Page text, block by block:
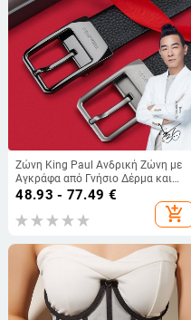
Ζώνη King Paul Ανδρική Ζώνη με
Αγκράφα από Γνήσιο Δέρμα και
Πινέλο, Επαγγελματική, Casual
Ανδρική, Μοντέρνα, Νεανική Ζώνη
από Δέρμα Βοδιού Πρώτης
48.93 - 77.49 €
add_shopping_cart